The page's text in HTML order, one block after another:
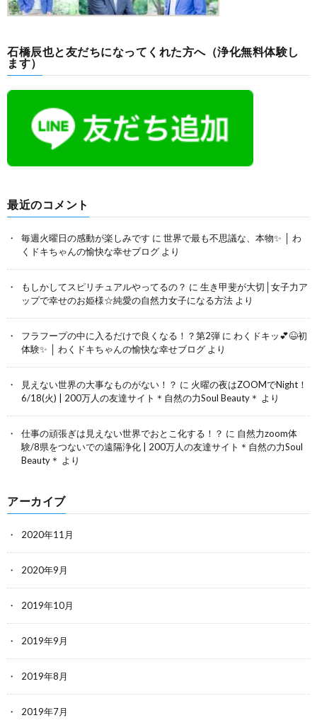
石橋辰也と友だちになってくれた方へ（浄化無料体験し
ます）
最近のコメント
毎週火曜日の感動が楽しみです に 世界で最も不思議な、本物✨ │ わ
くドキちゃんの愉快な幸せブログ より
もしかしてスピリチュアルやってるの？ に 生き甲斐が大切│女子力ア
ップで幸せのお姫様☆純愛の自然力女子になる方法 より
フラフープの中に入るだけで良くなる！？第2弾 に わくドキッ💕😆初
体験✨ │ わくドキちゃんの愉快な幸せブログ より
見えない世界の大事なものがない！？ に 火曜の夜はZOOMでNight！
6/18(火) | 200万人の友達サイト＊自然の力Soul Beauty＊ より
仕事の頑張ぎは見えない世界でおとこ化する！？ に 自然力zoom体
験/8県をつないでの遠隔浄化 | 200万人の友達サイト＊自然の力Soul
Beauty＊ より
アーカイブ
2020年11月
2020年9月
2019年10月
2019年9月
2019年8月
2019年7月